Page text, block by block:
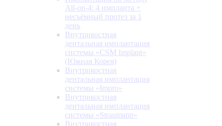
All-on-4: 4 импланта +
несъёмный протез за 1
день
Внутрикостная
дентальная имплантация
системы «CSM Implant»
(Южная Корея)
Внутрикостная
дентальная имплантация
системы «Impro»
Внутрикостная
дентальная имплантация
системы «Straumann»
Внутрикостная